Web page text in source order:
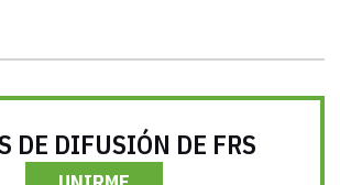
DE DIFUSIÓN DE FRS